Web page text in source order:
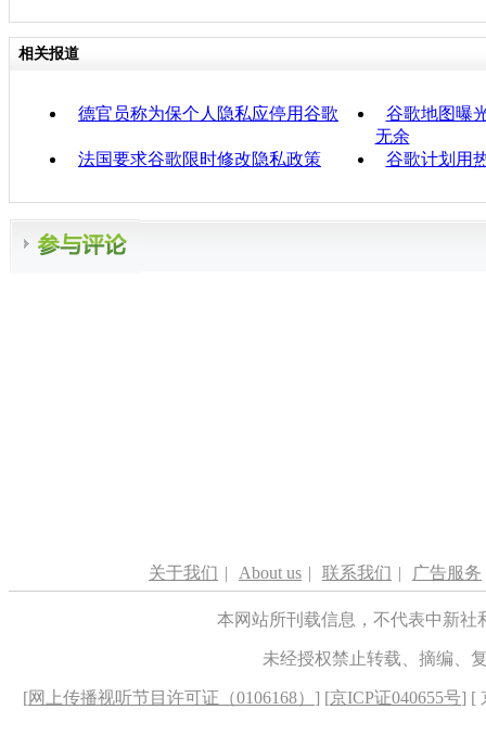
相关报道
德官员称为保个人隐私应停用谷歌
谷歌地图曝
无余
法国要求谷歌限时修改隐私政策
谷歌计划用
关于我们 | About us | 联系我们 | 广告服务
本网站所刊载信息，不代表中新
未经授权禁止转载、摘编、
[网上传播视听节目许可证（0106168） ] [京ICP证040655号] [